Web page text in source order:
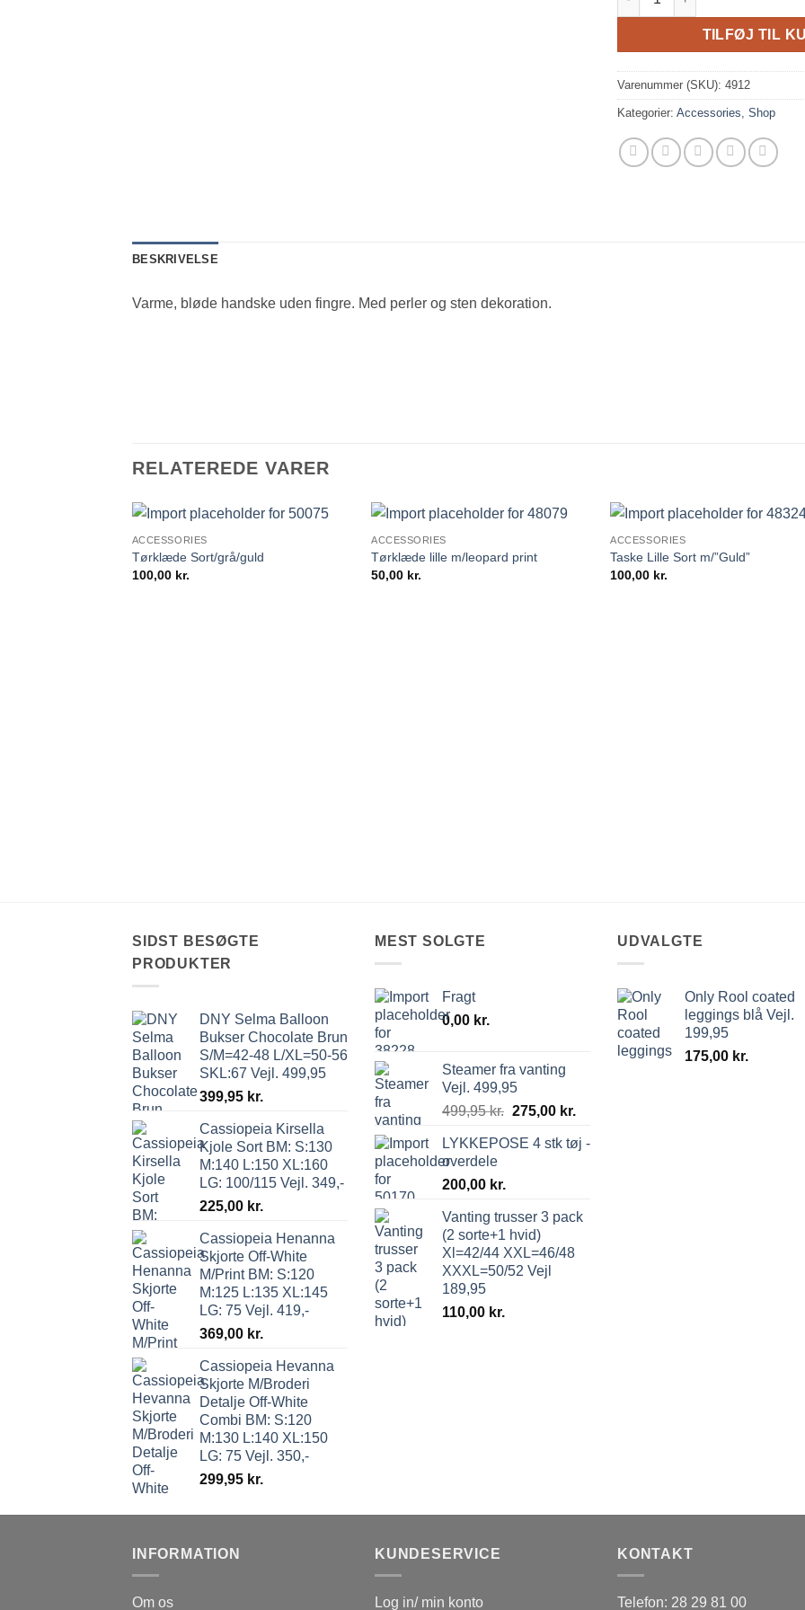
TILFØJ TIL
Varenummer (SKU): 4912
Kategorier: Accessories Shop
BESKRIVELSE
Varme, bløde handske uden fingre. Med perler og sten dekoration.
RELATEREDE VARER
ACCESSORIES
Tørklæde Sort/grå/guld
100,00 kr.
ACCESSORIES
Tørklæde lille m/leopard print
50,00 kr.
ACCESSORIES
Taske Lille Sort m/”Guld”
100,00 kr.
SIDST BESØGTE
PRODUKTER
DNY Selma Balloon
Bukser Chocolate Brun
S/M=42-48 L/XL=50-56
SKL:67 Vejl. 499,95
399,95 kr.
Cassiopeia Kirsella
Kjole Sort BM: S:130
M:140 L:150 XL:160
LG: 100/115 Vejl. 349,-
225,00 kr.
Cassiopeia Henanna
Skjorte Off-White
M/Print BM: S:120
M:125 L:135 XL:145
LG: 75 Vejl. 419,-
369,00 kr.
Cassiopeia Hevanna
Skjorte M/Broderi
Detalje Off-White
Combi BM: S:120
M:130 L:140 XL:150
LG: 75 Vejl. 350,-
299,95 kr.
MEST SOLGTE
Fragt
0,00 kr.
Steamer fra vanting
Vejl. 499,95
499,95kr. 275,00 kr.
LYKKEPOSE 4 stk tøj -
overdele
200,00 kr.
Vanting trusser 3 pack
(2 sorte+1 hvid)
Xl=42/44 XXL=46/48
XXXL=50/52 Vejl
189,95
110,00 kr.
UDVALGTE
Only Rool coated
leggings blå Vejl.
199,95
175,00 kr.
INFORMATION
Om os
KUNDESERVICE
Log in/ min konto
KONTAKT
Telefon: 28 29 81 00